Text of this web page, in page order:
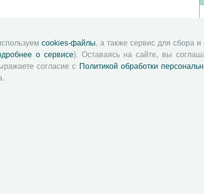
cookies-файлы, а также сервис для сбора и
о сервисе). Оставаясь на сайте, вы
согласие с Политикой обработки